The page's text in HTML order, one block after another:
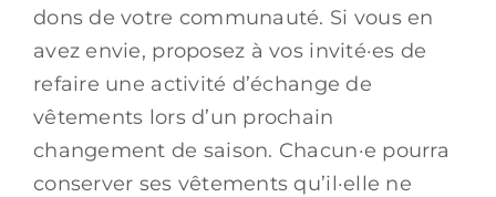
dons de votre communauté. Si vous en
avez envie, proposez à vos invité·es de
refaire une activité d’échange de
vêtements lors d’un prochain
changement de saison. Chacun·e pourra
conserver ses vêtements qu’il·elle ne